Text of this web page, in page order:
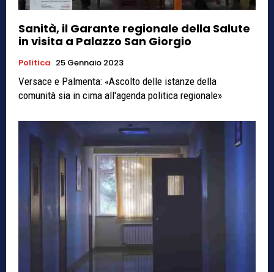
Sanità, il Garante regionale della Salute
in visita a Palazzo San Giorgio
Politica 25 Gennaio 2023
Versace e Palmenta: «Ascolto delle istanze della
comunità sia in cima all'agenda politica regionale»